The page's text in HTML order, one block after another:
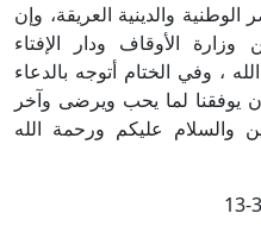
والدينية العريقة، وإن
الأوقاف ودار الإفتاء
، وفي الختام أتوجه بالدعاء
يوفقنا لما يحب ويرضى وآخر
والسلام عليكم ورحمة الله
13-